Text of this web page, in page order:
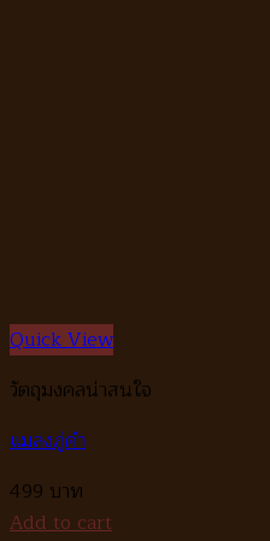
Quick View
วัตถุมงคลน่าสนใจ
แมลงภู่คำ
499
Add to cart